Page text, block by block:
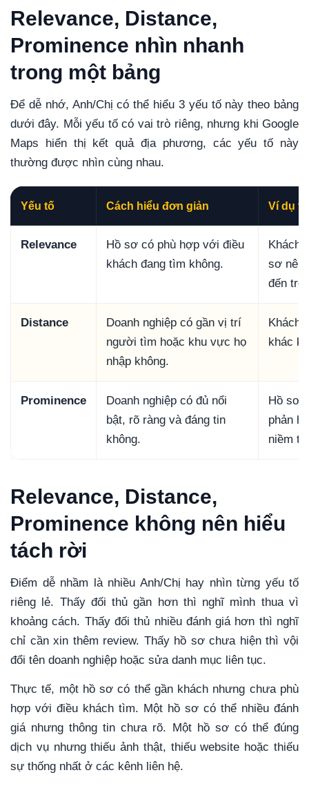
Relevance, Distance,
Prominence nhìn nhanh
trong một bảng
Để dễ nhớ, Anh/Chị có thể hiểu 3 yếu tố này theo bảng
dưới đây. Mỗi yếu tố có vai trò riêng, nhưng khi Google
Maps hiển thị kết quả địa phương, các yếu tố này
thường được nhìn cùng nhau.
Yếu tố Cách hiểu đơn giản Ví dụ
Relevance
Hồ sơ có phù hợp với điều
khách đang tìm không.
Khách
sơ nên
đến trẻ
Distance
Doanh nghiệp có gần vị trí
người tìm hoặc khu vực họ
nhập không.
Khách
khác
Prominence
Doanh nghiệp có đủ nổi
bật, rõ ràng và đáng tin
không.
Hồ sơ
phản
niềm
Relevance, Distance,
Prominence không nên hiểu
tách rời
Điểm dễ nhầm là nhiều Anh/Chị hay nhìn từng yếu tố
riêng lẻ. Thấy đối thủ gần hơn thì nghĩ mình thua vì
khoảng cách. Thấy đối thủ nhiều đánh giá hơn thì nghĩ
chỉ cần xin thêm review. Thấy hồ sơ chưa hiện thì vội
đổi tên doanh nghiệp hoặc sửa danh mục liên tục.
Thực tế, một hồ sơ có thể gần khách nhưng chưa phù
hợp với điều khách tìm. Một hồ sơ có thể nhiều đánh
giá nhưng thông tin chưa rõ. Một hồ sơ có thể đúng
dịch vụ nhưng thiếu ảnh thật, thiếu website hoặc thiếu
sự thống nhất ở các kênh liên hệ.